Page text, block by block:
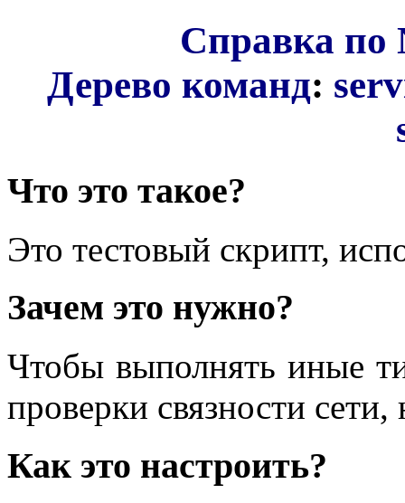
Справка по
Дерево команд:
Что это такое?
Это тестовый скрипт,
Зачем это нужно?
Чтобы выполнять иные
проверки связности
Как это настроить?